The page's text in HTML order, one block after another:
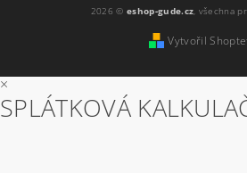
2026 ©eshop-gude.cz, všechna
Vytvořil
×
SPLÁTKOVÁ